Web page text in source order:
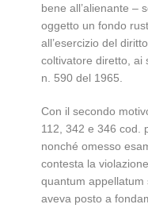
bene all’alienante –
oggetto un fondo
all’esercizio del
coltivatore diretto, ai
n. 590 del 1965.
Con il secondo
112, 342 e 346 cod.
nonché omesso
contesta la
quantum appellatum
aveva posto a